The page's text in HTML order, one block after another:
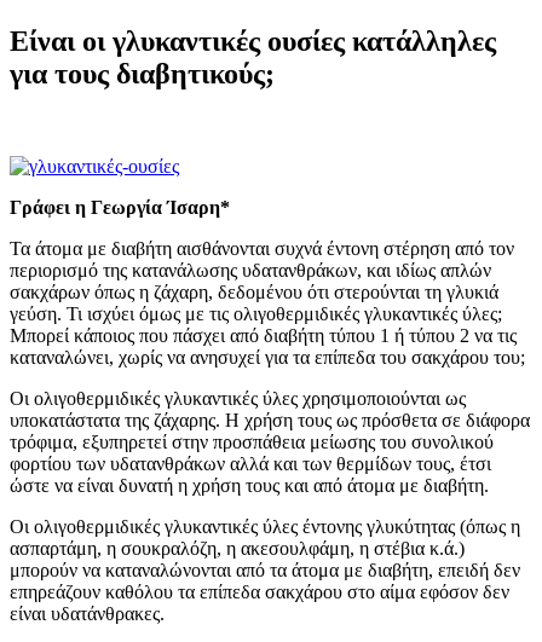
Είναι οι γλυκαντικές ουσίες κατάλληλες
για τους διαβητικούς;
Γράφει η Γεωργία Ίσαρη*
Τα άτομα με διαβήτη αισθάνονται συχνά έντονη στέρηση από τον
περιορισμό της κατανάλωσης υδατανθράκων, και ιδίως απλών
σακχάρων όπως η ζάχαρη, δεδομένου ότι στερούνται τη γλυκιά
γεύση. Τι ισχύει όμως με τις ολιγοθερμιδικές γλυκαντικές ύλες;
Μπορεί κάποιος που πάσχει από διαβήτη τύπου 1 ή τύπου 2 να τις
καταναλώνει, χωρίς να ανησυχεί για τα επίπεδα του σακχάρου του;
Οι ολιγοθερμιδικές γλυκαντικές ύλες χρησιμοποιούνται ως
υποκατάστατα της ζάχαρης. Η χρήση τους ως πρόσθετα σε διάφορα
τρόφιμα, εξυπηρετεί στην προσπάθεια μείωσης του συνολικού
φορτίου των υδατανθράκων αλλά και των θερμίδων τους, έτσι
ώστε να είναι δυνατή η χρήση τους και από άτομα με διαβήτη.
Οι ολιγοθερμιδικές γλυκαντικές ύλες έντονης γλυκύτητας (όπως η
ασπαρτάμη, η σουκραλόζη, η ακεσουλφάμη, η στέβια κ.ά.)
μπορούν να καταναλώνονται από τα άτομα με διαβήτη, επειδή δεν
επηρεάζουν καθόλου τα επίπεδα σακχάρου στο αίμα εφόσον δεν
είναι υδατάνθρακες.